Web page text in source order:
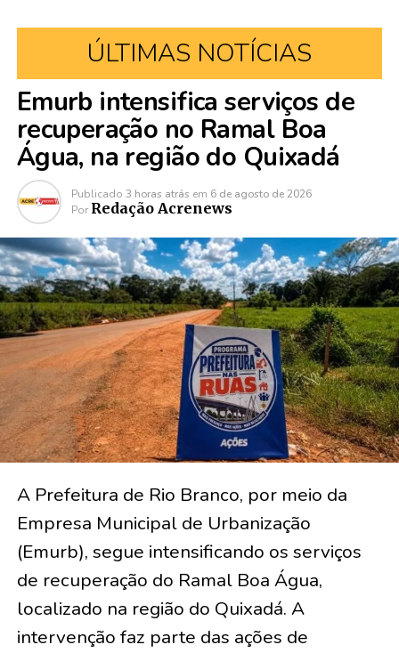
ÚLTIMAS NOTÍCIAS
Emurb intensifica serviços de
recuperação no Ramal Boa
Água, na região do Quixadá
Publicado 3 horas atrás em 6 de agosto de 2026
Por Redação Acrenews
A Prefeitura de Rio Branco, por meio da
Empresa Municipal de Urbanização
(Emurb), segue intensificando os serviços
de recuperação do Ramal Boa Água,
localizado na região do Quixadá. A
intervenção faz parte das ações de